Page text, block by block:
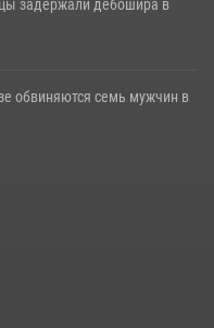
задержали дебошира в
обвиняются семь мужчин в